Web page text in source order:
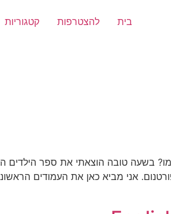
בית להצטרפות קטגוריות
בשעה טובה הוצאתי את ספר הילדים
אני מביא כאן את העמודים